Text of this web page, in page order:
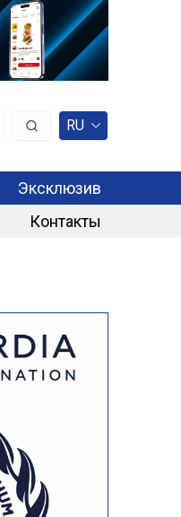
RU
Эксклюзив
Контакты